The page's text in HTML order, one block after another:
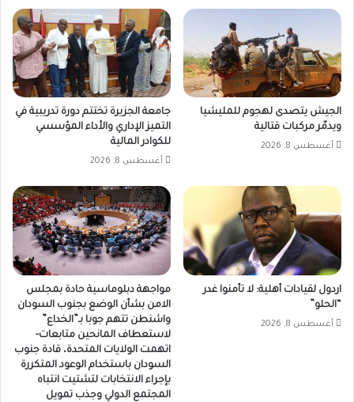
الجيش يتصدى لهجوم للمليشيا
ويدمّر مركبات قتالية
أغسطس 8, 2026
جامعة الجزيرة تختتم دورة تدريبية في
التميز الإداري والأداء المؤسسي
للكوادر المالية
أغسطس 8, 2026
اردول لقيادات أهلية: لا تأمنوا غدر
“الحلو”
أغسطس 8, 2026
مواجهة دبلوماسية حادة بمجلس
الامن بشأن الوضع بجنوب السودان
واشنطن تتهم جوبا بـ”الخداع”
لاستعطاف المانحين متابعات-
اتهمت الولايات المتحدة، قادة جنوب
السودان باستخدام الوعود المتكررة
بإجراء الانتخابات لتشتيت انتباه
المجتمع الدولي وجذب تمويل